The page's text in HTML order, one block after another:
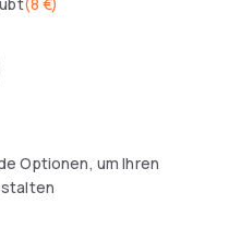
Optionen, um Ihren